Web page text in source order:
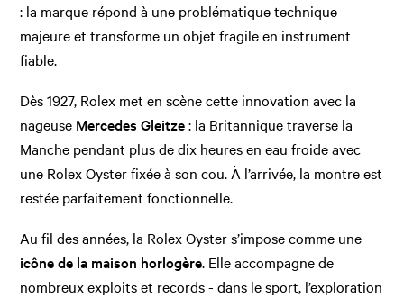
: la marque répond à une problématique technique
majeure et transforme un objet fragile en instrument
fiable.
Dès 1927, Rolex met en scène cette innovation avec la
nageuse Mercedes Gleitze: la Britannique traverse la
Manche pendant plus de dix heures en eau froide avec
une Rolex Oyster fixée à son cou. À l’arrivée, la montre est
restée parfaitement fonctionnelle.
Au fil des années, la Rolex Oyster s’impose comme une
icône de la maison horlogère. Elle accompagne de
nombreux exploits et records - dans le sport, l’exploration